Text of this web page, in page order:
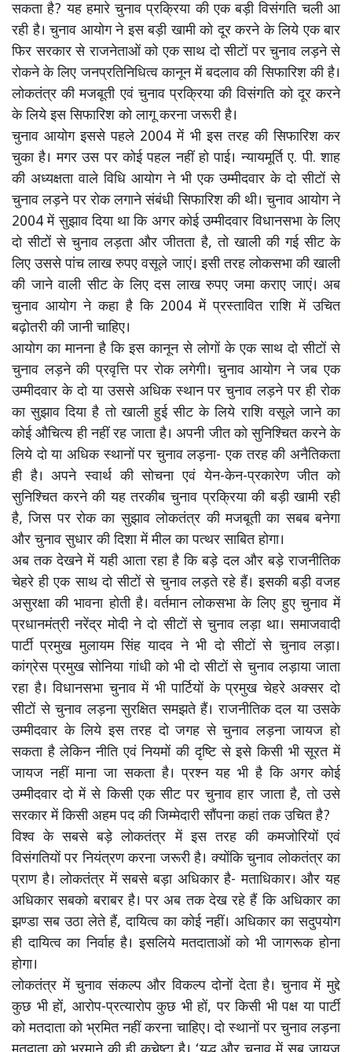
सकता है? यह हमारे चुनाव प्रक्रिया की एक बड़ी विसंगति चली आ
रही है। चुनाव आयोग ने इस बड़ी खामी को दूर करने के लिये एक बार
फिर सरकार से राजनेताओं को एक साथ दो सीटों पर चुनाव लड़ने से
रोकने के लिए जनप्रतिनिधित्व कानून में बदलाव की सिफारिश की है।
लोकतंत्र की मजबूती एवं चुनाव प्रक्रिया की विसंगति को दूर करने
के लिये इस सिफारिश को लागू करना जरूरी है।
चुनाव आयोग इससे पहले 2004 में भी इस तरह की सिफारिश कर
चुका है। मगर उस पर कोई पहल नहीं हो पाई। न्यायमूर्ति ए. पी. शाह
की अध्यक्षता वाले विधि आयोग ने भी एक उम्मीदवार के दो सीटों से
चुनाव लड़ने पर रोक लगाने संबंधी सिफारिश की थी। चुनाव आयोग ने
2004 में सुझाव दिया था कि अगर कोई उम्मीदवार विधानसभा के लिए
दो सीटों से चुनाव लड़ता और जीतता है, तो खाली की गई सीट के
लिए उससे पांच लाख रुपए वसूले जाएं। इसी तरह लोकसभा की खाली
की जाने वाली सीट के लिए दस लाख रुपए जमा कराए जाएं। अब
चुनाव आयोग ने कहा है कि 2004 में प्रस्तावित राशि में उचित
बढ़ोतरी की जानी चाहिए।
आयोग का मानना है कि इस कानून से लोगों के एक साथ दो सीटों से
चुनाव लड़ने की प्रवृत्ति पर रोक लगेगी। चुनाव आयोग ने जब एक
उम्मीदवार के दो या उससे अधिक स्थान पर चुनाव लड़ने पर ही रोक
का सुझाव दिया है तो खाली हुई सीट के लिये राशि वसूले जाने का
कोई औचित्य ही नहीं रह जाता है। अपनी जीत को सुनिश्चित करने के
लिये दो या अधिक स्थानों पर चुनाव लड़ना- एक तरह की अनैतिकता
ही है। अपने स्वार्थ की सोचना एवं येन-केन-प्रकारेण जीत को
सुनिश्चित करने की यह तरकीब चुनाव प्रक्रिया की बड़ी खामी रही
है, जिस पर रोक का सुझाव लोकतंत्र की मजबूती का सबब बनेगा
और चुनाव सुधार की दिशा में मील का पत्थर साबित होगा।
अब तक देखने में यही आता रहा है कि बड़े दल और बड़े राजनीतिक
चेहरे ही एक साथ दो सीटों से चुनाव लड़ते रहे हैं। इसकी बड़ी वजह
असुरक्षा की भावना होती है। वर्तमान लोकसभा के लिए हुए चुनाव में
प्रधानमंत्री नरेंद्र मोदी ने दो सीटों से चुनाव लड़ा था। समाजवादी
पार्टी प्रमुख मुलायम सिंह यादव ने भी दो सीटों से चुनाव लड़ा।
कांग्रेस प्रमुख सोनिया गांधी को भी दो सीटों से चुनाव लड़ाया जाता
रहा है। विधानसभा चुनाव में भी पार्टियों के प्रमुख चेहरे अक्सर दो
सीटों से चुनाव लड़ना सुरक्षित समझते हैं। राजनीतिक दल या उसके
उम्मीदवार के लिये इस तरह दो जगह से चुनाव लड़ना जायज हो
सकता है लेकिन नीति एवं नियमों की दृष्टि से इसे किसी भी सूरत में
जायज नहीं माना जा सकता है। प्रश्न यह भी है कि अगर कोई
उम्मीदवार दो में से किसी एक सीट पर चुनाव हार जाता है, तो उसे
सरकार में किसी अहम पद की जिम्मेदारी सौंपना कहां तक उचित है?
विश्व के सबसे बड़े लोकतंत्र में इस तरह की कमजोरियों एवं
विसंगतियों पर नियंत्रण करना जरूरी है। क्योंकि चुनाव लोकतंत्र का
प्राण है। लोकतंत्र में सबसे बड़ा अधिकार है- मताधिकार। और यह
अधिकार सबको बराबर है। पर अब तक देख रहे हैं कि अधिकार का
झण्डा सब उठा लेते हैं, दायित्व का कोई नहीं। अधिकार का सदुपयोग
ही दायित्व का निर्वाह है। इसलिये मतदाताओं को भी जागरूक होना
होगा।
लोकतंत्र में चुनाव संकल्प और विकल्प दोनों देता है। चुनाव में मुद्दे
कुछ भी हों, आरोप-प्रत्यारोप कुछ भी हों, पर किसी भी पक्ष या पार्टी
को मतदाता को भ्रमित नहीं करना चाहिए। दो स्थानों पर चुनाव लड़ना